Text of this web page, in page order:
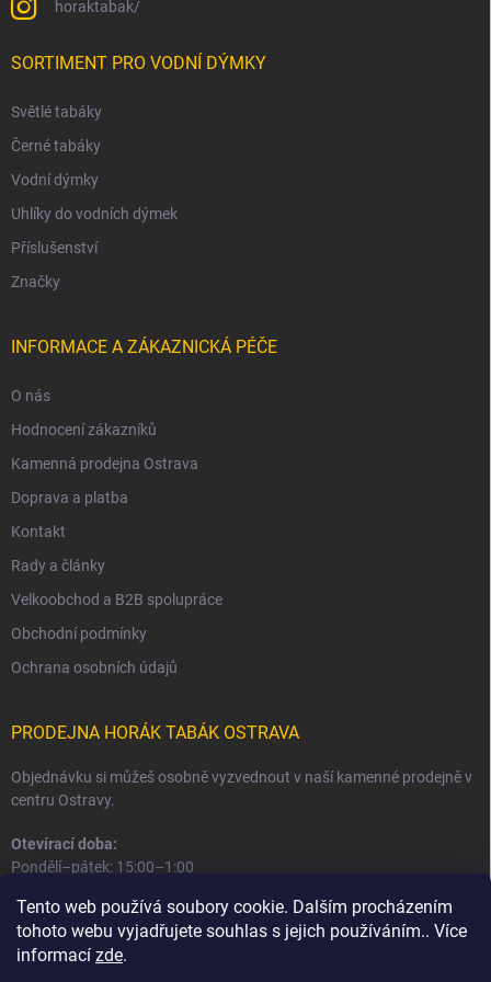
Tento web používá soubory cookie. Dalším procházením
tohoto webu vyjadřujete souhlas s jejich používáním.. Více
informací zde.
horaktabak/
SORTIMENT PRO VODNÍ DÝMKY
Světlé tabáky
Černé tabáky
Vodní dýmky
Uhlíky do vodních dýmek
Příslušenství
Značky
INFORMACE A ZÁKAZNICKÁ PÉČE
O nás
Hodnocení zákazníků
Kamenná prodejna Ostrava
Doprava a platba
Kontakt
Rady a články
Velkoobchod a B2B spolupráce
Obchodní podmínky
Ochrana osobních údajů
PRODEJNA HORÁK TABÁK OSTRAVA
Objednávku si můžeš osobně vyzvednout v naší kamenné prodejně v
centru Ostravy.
Otevírací doba:
Pondělí–pátek: 15:00–1:00
Informace o prodejně a osobním odběru